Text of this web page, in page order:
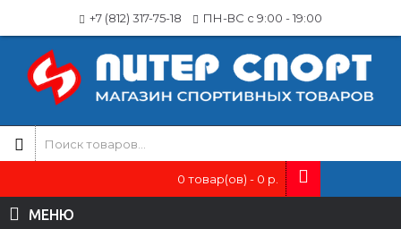
+7 (812) 317-75-18 ПН-ВС с 9:00 - 19:00
0 товар(ов) - 0 р.
МЕНЮ